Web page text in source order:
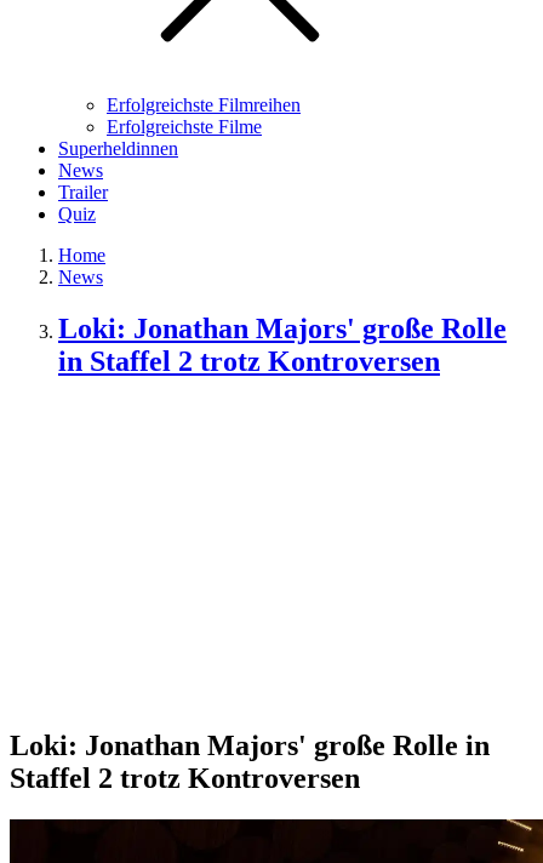
Erfolgreichste Filmreihen
Erfolgreichste Filme
Superheldinnen
News
Trailer
Quiz
Home
News
Loki: Jonathan Majors' große Rolle
in Staffel 2 trotz Kontroversen
Loki: Jonathan Majors' große Rolle in
Staffel 2 trotz Kontroversen